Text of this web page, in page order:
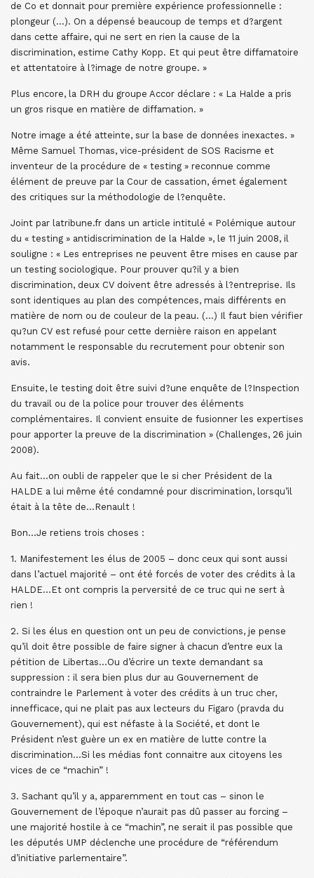
de Co et donnait pour première expérience professionnelle :
plongeur (…). On a dépensé beaucoup de temps et d?argent
dans cette affaire, qui ne sert en rien la cause de la
discrimination, estime Cathy Kopp. Et qui peut être diffamatoire
et attentatoire à l?image de notre groupe. »
Plus encore, la DRH du groupe Accor déclare : « La Halde a pris
un gros risque en matière de diffamation. »
Notre image a été atteinte, sur la base de données inexactes. »
Même Samuel Thomas, vice-président de SOS Racisme et
inventeur de la procédure de « testing » reconnue comme
élément de preuve par la Cour de cassation, émet également
des critiques sur la méthodologie de l?enquête.
Joint par latribune.fr dans un article intitulé « Polémique autour
du « testing » antidiscrimination de la Halde », le 11 juin 2008, il
souligne : « Les entreprises ne peuvent être mises en cause par
un testing sociologique. Pour prouver qu?il y a bien
discrimination, deux CV doivent être adressés à l?entreprise. Ils
sont identiques au plan des compétences, mais différents en
matière de nom ou de couleur de la peau. (…) Il faut bien vérifier
qu?un CV est refusé pour cette dernière raison en appelant
notamment le responsable du recrutement pour obtenir son
avis.
Ensuite, le testing doit être suivi d?une enquête de l?Inspection
du travail ou de la police pour trouver des éléments
complémentaires. Il convient ensuite de fusionner les expertises
pour apporter la preuve de la discrimination » (Challenges, 26 juin
2008).
Au fait…on oubli de rappeler que le si cher Président de la
HALDE a lui même été condamné pour discrimination, lorsqu’il
était à la tête de…Renault !
Bon…Je retiens trois choses :
1. Manifestement les élus de 2005 – donc ceux qui sont aussi
dans l’actuel majorité – ont été forcés de voter des crédits à la
HALDE…Et ont compris la perversité de ce truc qui ne sert à
rien !
2. Si les élus en question ont un peu de convictions, je pense
qu’il doit être possible de faire signer à chacun d’entre eux la
pétition de Libertas…Ou d’écrire un texte demandant sa
suppression : il sera bien plus dur au Gouvernement de
contraindre le Parlement à voter des crédits à un truc cher,
innefficace, qui ne plait pas aux lecteurs du Figaro (pravda du
Gouvernement), qui est néfaste à la Société, et dont le
Président n’est guère un ex en matière de lutte contre la
discrimination…Si les médias font connaitre aux citoyens les
vices de ce “machin” !
3. Sachant qu’il y a, apparemment en tout cas – sinon le
Gouvernement de l’époque n’aurait pas dû passer au forcing –
une majorité hostile à ce “machin”, ne serait il pas possible que
les députés UMP déclenche une procédure de “référendum
d’initiative parlementaire”.